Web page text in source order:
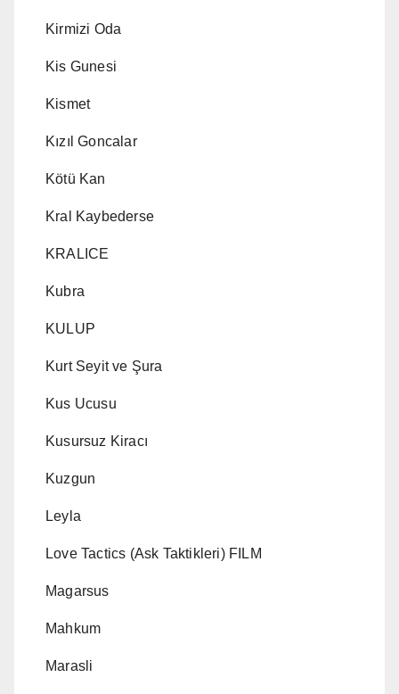
Kirmizi Oda
Kis Gunesi
Kismet
Kızıl Goncalar
Kötü Kan
Kral Kaybederse
KRALICE
Kubra
KULUP
Kurt Seyit ve Şura
Kus Ucusu
Kusursuz Kiracı
Kuzgun
Leyla
Love Tactics (Ask Taktikleri) FILM
Magarsus
Mahkum
Marasli